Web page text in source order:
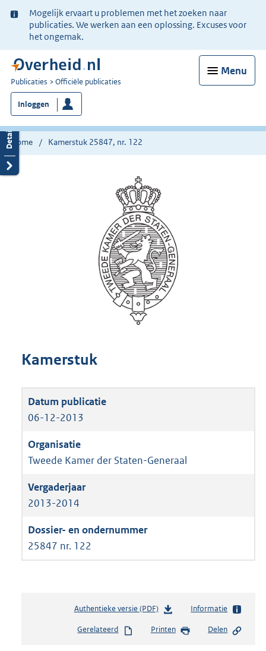
Ter
informatie:
Mogelijk ervaart u problemen met het zoeken naar
publicaties. We werken aan een oplossing. Excuses voor
het ongemak.
Menu
U
bent
nu
hier:
Publicaties Officiële publicaties
Inloggen
Home Kamerstuk 25847, nr. 122
Kamerstuk
06-12-2013
Tweede Kamer der Staten-Generaal
2013-2014
25847 nr. 122
Authentieke versie (PDF)b
s
Informatie
Gerelateerd Printen Delen